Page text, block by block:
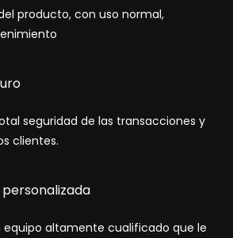
producto, con uso normal,
seguridad de las transacciones y
clientes.
altamente cualificado que le